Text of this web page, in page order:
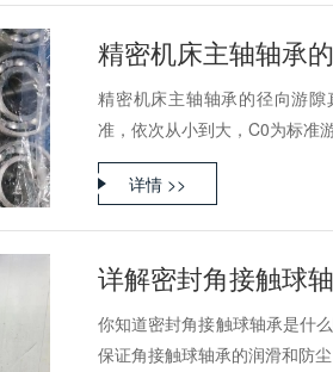
精密机床主轴轴承
精密机床主轴轴承的径向游
准，依次从小到大，C0为标准
详情 >>
详解密封角接触球
你知道密封角接触球轴承是什
保证角接触球轴承的润滑和防